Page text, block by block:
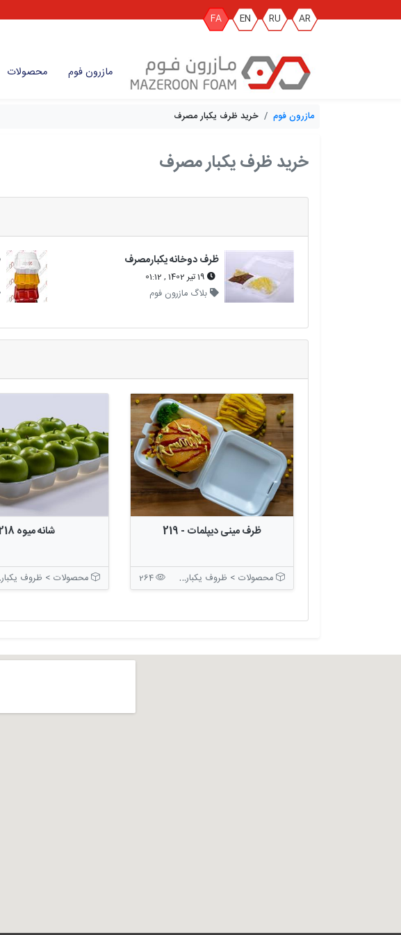
FA EN RU
AR
مازرون فوم محصولات
مازرون فوم خرید ظرف یکبار مصرف
خرید ظرف یکبار مصرف
ظرف دوخانه یکبارمصرف
19 تیر 1402 , 01:12
بلاگ مازرون فوم
ظرف مینی دیپلمات - 219
محصولات > ظروف یکبار مصرف > ظروف بسته بندی درب دار 264
شانه میوه 218
محصولات > ظروف یکبار مصرف > ظروف بسته بندی بدون درب